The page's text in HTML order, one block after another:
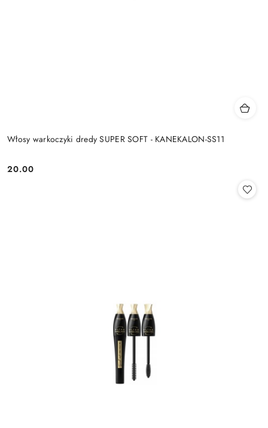
Włosy warkoczyki dredy SUPER SOFT - KANEKALON-SS11
Cena:
20.00